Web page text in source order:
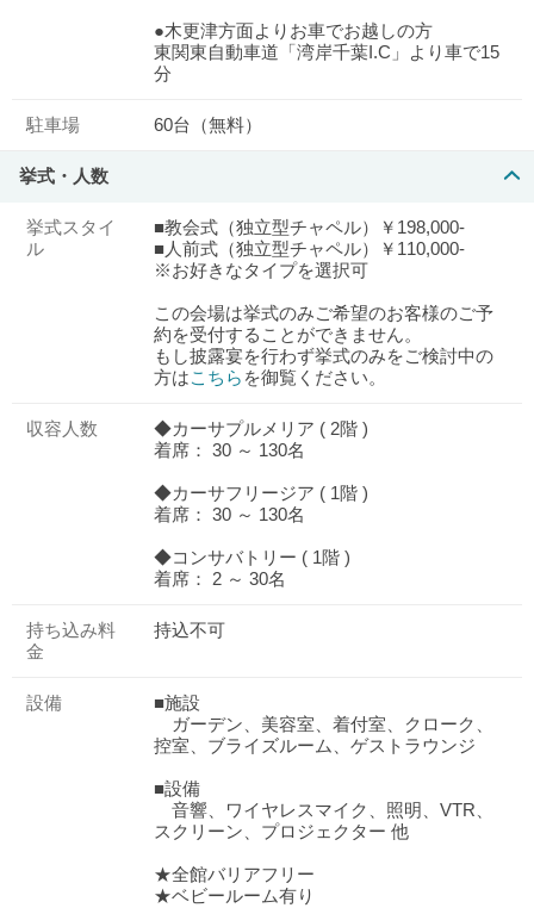
●木更津方面よりお車でお越しの方
東関東自動車道「湾岸千葉I.C」より車で15
分
駐車場 60台（無料）
挙式・人数
挙式スタイ
ル
■教会式（独立型チャペル）￥198,000-
■人前式（独立型チャペル）￥110,000-
※お好きなタイプを選択可
この会場は挙式のみご希望のお客様のご予
約を受付することができません。
もし披露宴を行わず挙式のみをご検討中の
方はこちら を御覧ください。
収容人数
◆カーサプルメリア ( 2階 )
着席： 30 ～ 130名
◆カーサフリージア ( 1階 )
着席： 30 ～ 130名
◆コンサバトリー ( 1階 )
着席： 2 ～ 30名
持ち込み料
金
持込不可
設備
■施設
ガーデン、美容室、着付室、クローク、
控室、ブライズルーム、ゲストラウンジ
■設備
音響、ワイヤレスマイク、照明、VTR、
スクリーン、プロジェクター 他
★全館バリアフリー
★ベビールーム有り